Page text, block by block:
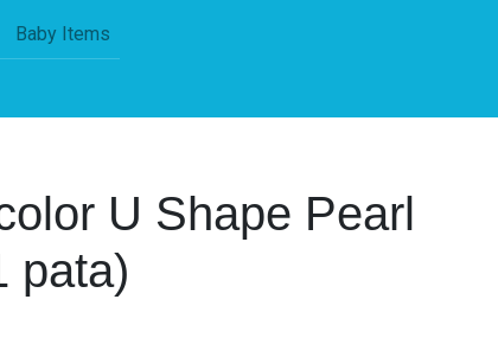
Baby Items
U Shape Pearl
pata)